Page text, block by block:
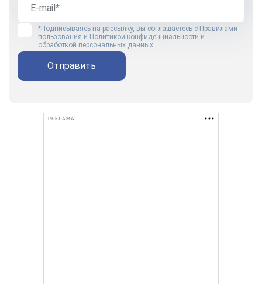
*Подписываясь на рассылку, вы соглашаетесь с Правилами
пользования и Политикой конфиденциальности и
обработкой персональных данных
Отправить
РЕКЛАМА